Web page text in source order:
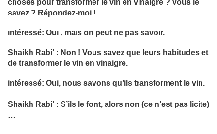
choses pour transformer le vin en vinaigre ? Vous le
savez ? Répondez-moi !
intéressé: Oui , mais on peut ne pas savoir.
Shaikh Rabi’ : Non ! Vous savez que leurs habitudes et
de transformer le vin en vinaigre.
intéressé: Oui, nous savons qu’ils transforment le vin.
Shaikh Rabi’ : S’ils le font, alors non (ce n’est pas licite)
…